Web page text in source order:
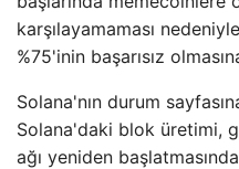
karşılayamaması
%75'inin başarısız
Solana'nın durum
Solana'daki blok üretimi,
ağı yeniden